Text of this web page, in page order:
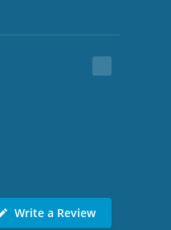
Write a Review